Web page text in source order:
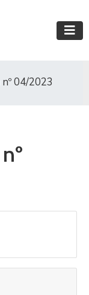
04/2023